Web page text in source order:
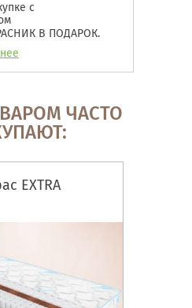
с
В ПОДАРОК.
ЧАСТО
EXTRA